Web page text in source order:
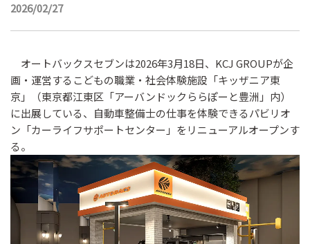
2026/02/27
オートバックスセブンは2026年3月18日、KCJ GROUPが企
画・運営するこどもの職業・社会体験施設「キッザニア東
京」（東京都江東区「アーバンドックららぽーと豊洲」内）
に出展している、自動車整備士の仕事を体験できるパビリオ
ン「カーライフサポートセンター」をリニューアルオープンす
る。